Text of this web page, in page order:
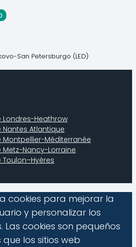
San Petersburgo (LED)
Heathrow
Atlantique
Méditerranée
Nancy-Lorraine
cookies para mejorar la
y personalizar los
Las cookies son pequeños
los sitios web